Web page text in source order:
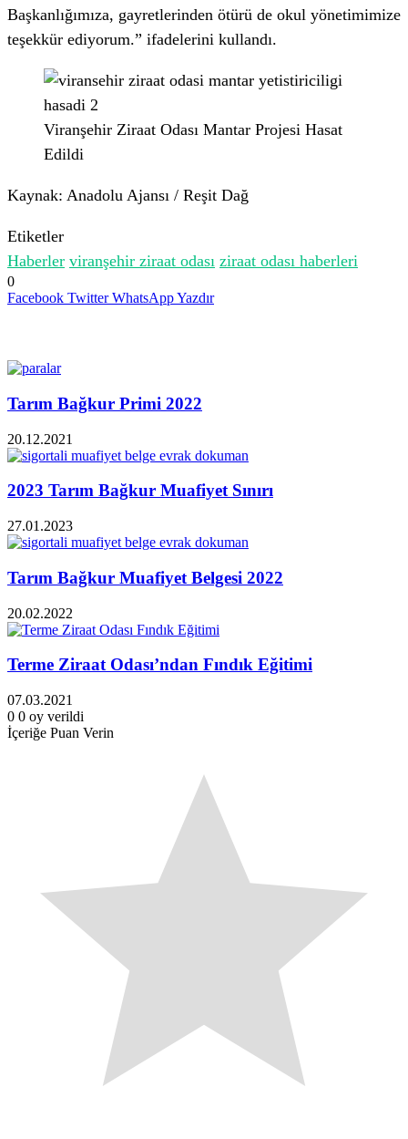
Başkanlığımıza, gayretlerinden ötürü de okul yönetimimize
teşekkür ediyorum.” ifadelerini kullandı.
Viranşehir Ziraat Odası Mantar Projesi Hasat
Edildi
Kaynak: Anadolu Ajansı / Reşit Dağ
Etiketler
Haberler viranşehir ziraat odası ziraat odası haberleri
0
Facebook Twitter WhatsAppYazdır
Tarım Bağkur Primi 2022
20.12.2021
2023 Tarım Bağkur Muafiyet Sınırı
27.01.2023
Tarım Bağkur Muafiyet Belgesi 2022
20.02.2022
Terme Ziraat Odası’ndan Fındık Eğitimi
07.03.2021
0 0 oy verildi
İçeriğe Puan Verin